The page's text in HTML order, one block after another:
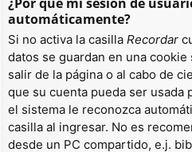
automáticamente?
Si no activa la casilla Recordar
datos se guardan en una
salir de la página o al cabo de
que su cuenta pueda ser usada
el sistema le reconozca
casilla al ingresar. No es
desde un PC compartido, e.j.